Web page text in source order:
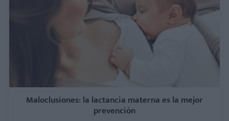
Maloclusiones: la lactancia materna es la mejor
prevención